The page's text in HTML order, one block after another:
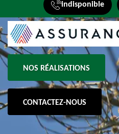
indisponible
NOS RÉALISATIONS
CONTACTEZ-NOUS